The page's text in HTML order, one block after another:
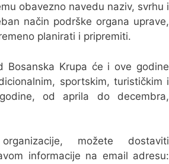
obavezno navedu naziv, svrhu i
način podrške organa uprave,
planirati i pripremiti.
Bosanska Krupa će i ove godine
sportskim, turističkim i
od aprila do decembra,
možete dostaviti
informacije na email adresu: